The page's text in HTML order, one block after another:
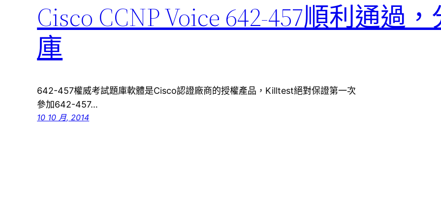
Cisco CCNP Voice 642-457順利通過
庫
642-457權威考試題庫軟體是Cisco認證廠商的授權產品，Killtest絕對保證第一次
參加642-457…
10 10 月, 2014